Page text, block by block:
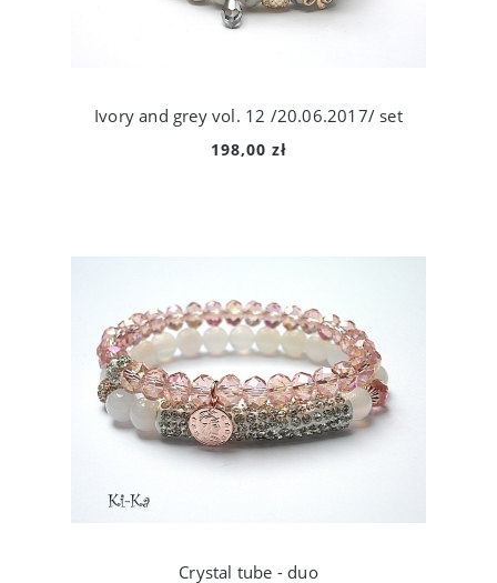
Ivory and grey vol. 12 /20.06.2017/ set
198,00 zł
Crystal tube - duo